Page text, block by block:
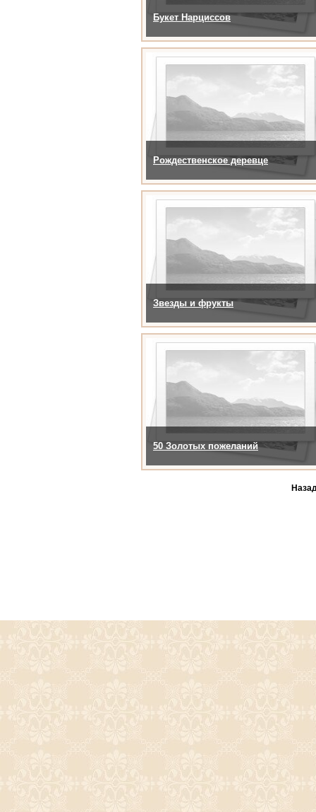
Букет Нарциссов
Рождественское деревце
Звезды и фрукты
50 Золотых пожеланий